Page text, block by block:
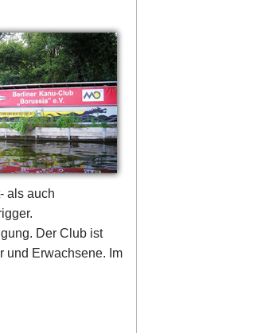
als auch
Der Club ist
und Erwachsene. Im